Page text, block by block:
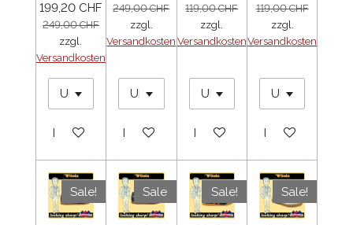
199,20 CHF
249,00 CHF
zzgl.
Versandkosten
In den Warenkorb
249,00 CHF
zzgl.
Versandkosten
In den Warenkorb
119,00 CHF
zzgl.
Versandkosten
In den Warenkorb
119,00 CHF
zzgl.
Versandkosten
In den
Sale! Sale Sale! Sale!